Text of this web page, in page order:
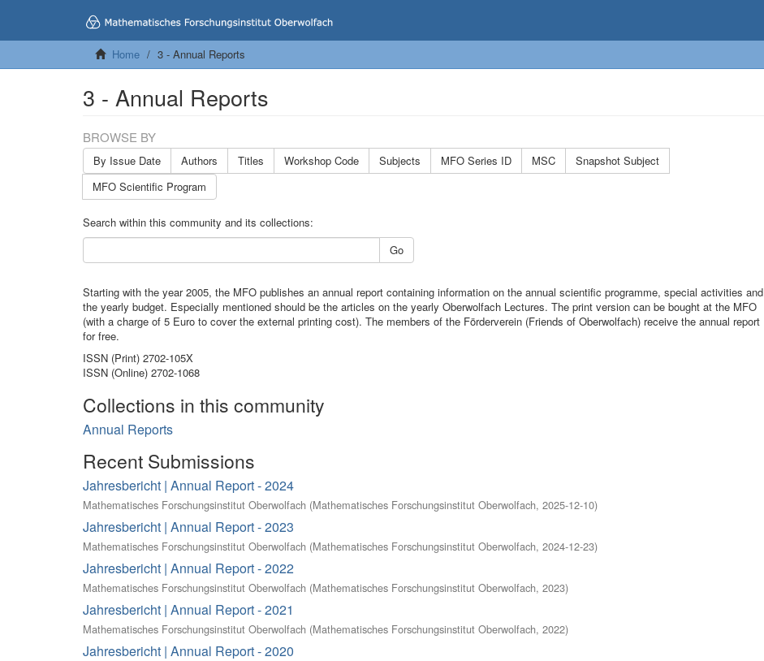
Home 3 - Annual Reports
3 - Annual Reports
BROWSE BY
By Issue Date Authors Titles Workshop Code Subjects MFO Series ID MSC
Snapshot Subject
MFO Scientific Program
Search within this community and its collections:
Go
Starting with the year 2005, the MFO publishes an annual report containing information on the annual scientific programme, special activities and
the yearly budget. Especially mentioned should be the articles on the yearly Oberwolfach Lectures. The print version can be bought at the MFO
(with a charge of 5 Euro to cover the external printing cost). The members of the Förderverein (Friends of Oberwolfach) receive the annual report
for free.
ISSN (Print) 2702-105X
ISSN (Online) 2702-1068
Collections in this community
Annual Reports
Recent Submissions
Jahresbericht | Annual Report - 2024
Mathematisches Forschungsinstitut Oberwolfach (Mathematisches Forschungsinstitut Oberwolfach, 2025-12-10)
Jahresbericht | Annual Report - 2023
Mathematisches Forschungsinstitut Oberwolfach (Mathematisches Forschungsinstitut Oberwolfach, 2024-12-23)
Jahresbericht | Annual Report - 2022
Mathematisches Forschungsinstitut Oberwolfach (Mathematisches Forschungsinstitut Oberwolfach, 2023)
Jahresbericht | Annual Report - 2021
Mathematisches Forschungsinstitut Oberwolfach (Mathematisches Forschungsinstitut Oberwolfach, 2022)
Jahresbericht | Annual Report - 2020